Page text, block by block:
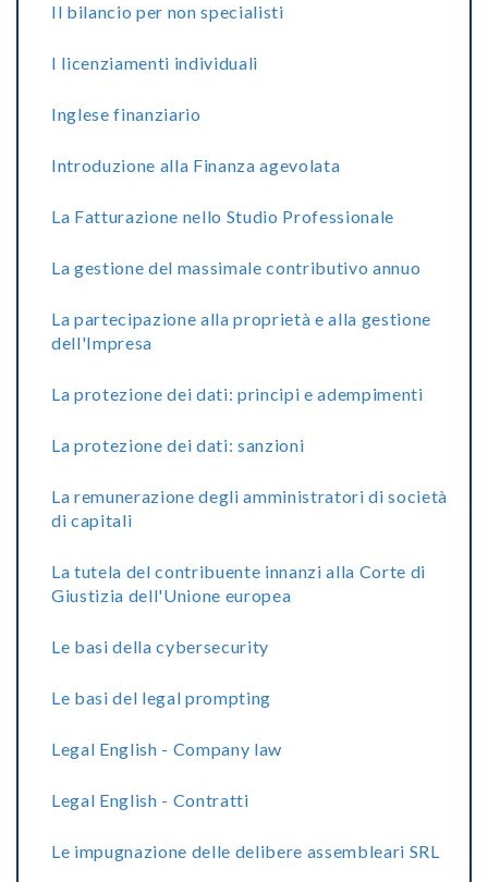
Il bilancio per non specialisti
I licenziamenti individuali
Inglese finanziario
Introduzione alla Finanza agevolata
La Fatturazione nello Studio Professionale
La gestione del massimale contributivo annuo
La partecipazione alla proprietà e alla gestione
dell'Impresa
La protezione dei dati: principi e adempimenti
La protezione dei dati: sanzioni
La remunerazione degli amministratori di società
di capitali
La tutela del contribuente innanzi alla Corte di
Giustizia dell'Unione europea
Le basi della cybersecurity
Le basi del legal prompting
Legal English - Company law
Legal English - Contratti
Le impugnazione delle delibere assembleari SRL